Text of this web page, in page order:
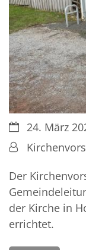
Datum:24. März
Von:
Der
der Kirche in
errichtet.